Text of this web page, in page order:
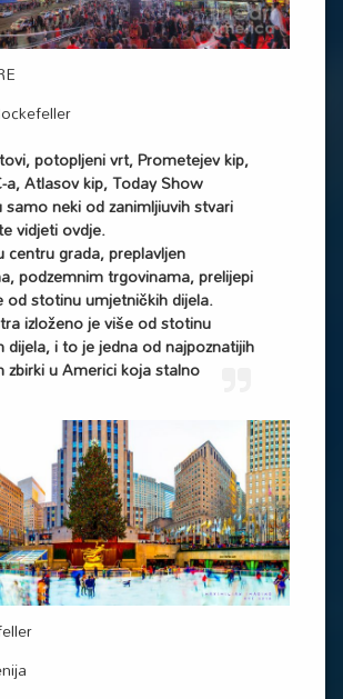
potopljeni vrt, Prometejev kip,
a, Atlasov kip, Today Show
neki od zanimljiuvih stvari
vidjeti ovdje.
centru grada, preplavljen
podzemnim trgovinama, prelijepi
od stotinu umjetničkih dijela.
izloženo je više od stotinu
dijela, i to je jedna od najpoznatijih
zbirki u Americi koja stalno